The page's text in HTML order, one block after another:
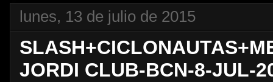
lunes, 13 de julio de 2015
JORDI CLUB-BCN-8-JUL-